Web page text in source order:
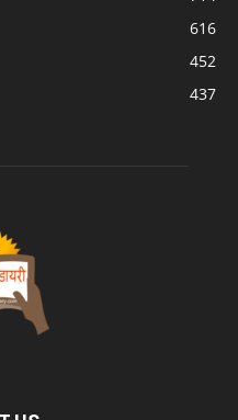
616
452
437